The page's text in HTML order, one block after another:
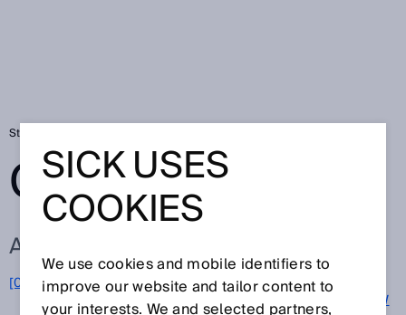
Startseite
GLOSSAR
ALLE BEGRIFFE ZU G
[0-9] A B C D E F G H I J K L M
P Q R S T W
SICK USES
COOKIES
We use cookies and mobile identifiers to
improve our website and tailor content to
your interests. We and selected partners,